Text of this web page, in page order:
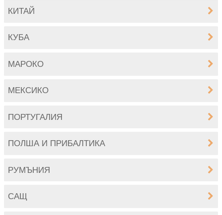
КИТАЙ
КУБА
МАРОКО
МЕКСИКО
ПОРТУГАЛИЯ
ПОЛША И ПРИБАЛТИКА
РУМЪНИЯ
САЩ